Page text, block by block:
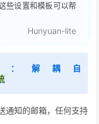
些设置和模板可以帮
Hunyuan-lite
：解耦自
通知的邮箱，任何支持